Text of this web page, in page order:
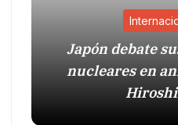
Japón debate
nucleares en